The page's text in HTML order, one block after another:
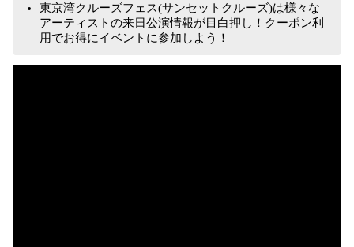
東京湾クルーズフェス(サンセットクルーズ)は様々な
アーティストの来日公演情報が目白押し！クーポン利
用でお得にイベントに参加しよう！